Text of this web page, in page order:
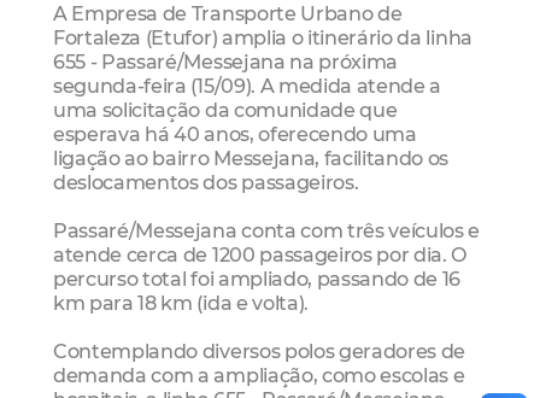
A Empresa de Transporte Urbano de
Fortaleza (Etufor) amplia o itinerário da linha
655 - Passaré/Messejana na próxima
segunda-feira (15/09). A medida atende a
uma solicitação da comunidade que
esperava há 40 anos, oferecendo uma
ligação ao bairro Messejana, facilitando os
deslocamentos dos passageiros.
Passaré/Messejana conta com três veículos e
atende cerca de 1200 passageiros por dia. O
percurso total foi ampliado, passando de 16
km para 18 km (ida e volta).
Contemplando diversos polos geradores de
demanda com a ampliação, como escolas e